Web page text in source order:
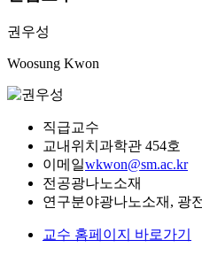
권우성
Woosung Kwon
직급교수
교내위치 과학관 454호
이메일wkwon@sm.ac.kr
전공광나노소재
연구분야광나노소재, 광
교수 홈페이지 바로가기